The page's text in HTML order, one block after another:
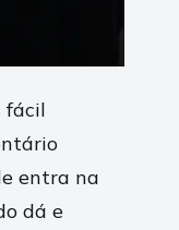
fácil
entra na
dá e